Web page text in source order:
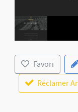
Favori
Réclamer